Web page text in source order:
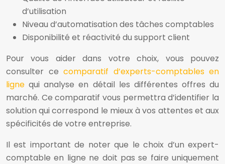
d’utilisation
Niveau d’automatisation des tâches comptables
Disponibilité et réactivité du support client
Pour vous aider dans votre choix, vous pouvez
consulter ce comparatif d’experts-comptables en
ligne qui analyse en détail les différentes offres du
marché. Ce comparatif vous permettra d’identifier la
solution qui correspond le mieux à vos attentes et aux
spécificités de votre entreprise.
Il est important de noter que le choix d’un expert-
comptable en ligne ne doit pas se faire uniquement